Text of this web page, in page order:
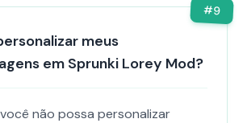
#9
meus
em Sprunki Lorey Mod?
não possa personalizar